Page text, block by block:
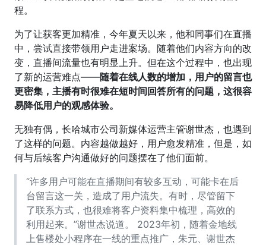
程。
为了让获客更加精准，今年夏天以来，他和同事们在直播
中，尝试直接带领用户走进案场。随着他们内容方向的改
变，直播间流量也有明显上升。但在这个过程中，也出现
了新的运营难点——随着在线人数的增加，用户的留言也
更密集，主播有时很难在短时间回答所有的问题，这很容
易降低用户的观感体验。
无独有偶，长哈城市公司新媒体运营主管谢世杰，也遇到
了这样的问题。内容越做越好，用户愈发精准，但是，如
何与后续客户沟通做好的问题摆在了他们面前。
“许多用户可能在直播期间有较多互动，可能卡在后
台留言这一关，造成了用户流失。有时，尽管留下
了联系方式，也很难将客户资料集中梳理，高效的
利用起来。”谢世杰说道。 2023年初，随着金地线
上售楼处小程序在一线的重点推广，朱元、谢世杰